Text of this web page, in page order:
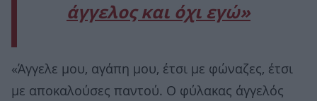
άγγελος και όχι εγώ»
«Άγγελε μου, αγάπη μου, έτσι με φώναζες, έτσι
με αποκαλούσες παντού. Ο φύλακας άγγελός